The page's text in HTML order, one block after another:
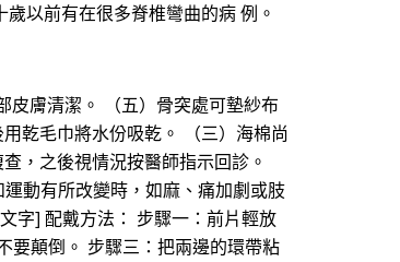
以前有在很多脊椎彎曲的病 例。
皮膚清潔。 （五）骨突處可墊紗布
乾毛巾將水份吸乾。 （三）海棉尚
，之後視情況按醫師指示回診。
動有所改變時，如麻、痛加劇或肢
字] 配戴方法： 步驟一：前片輕放
要顛倒。 步驟三：把兩邊的環帶粘